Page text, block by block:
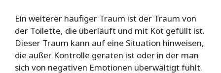
Ein weiterer häufiger Traum ist der Traum von
der Toilette, die überläuft und mit Kot gefüllt ist.
Dieser Traum kann auf eine Situation hinweisen,
die außer Kontrolle geraten ist oder in der man
sich von negativen Emotionen überwältigt fühlt.